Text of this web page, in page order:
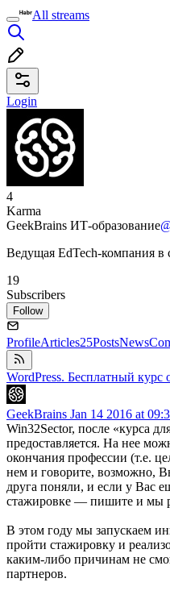
All streams
Login
4
Karma
GeekBrains ИТ-образование
Ведущая EdTech-компания в
19
Subscribers
Follow
ProfileArticles25PostsNews
WordPress. Бесплатный курс
GeekBrains Jan 14 2016 at
Win32Sector, после «курса
предоставляется. На нее
окончания профессии (т.е.
нем и говорите, возможно,
друга поняли, и если у Вас
стажировке — пишите и мы
В этом году мы запускаем
пройти стажировку и
каким-либо причинам не
партнеров.